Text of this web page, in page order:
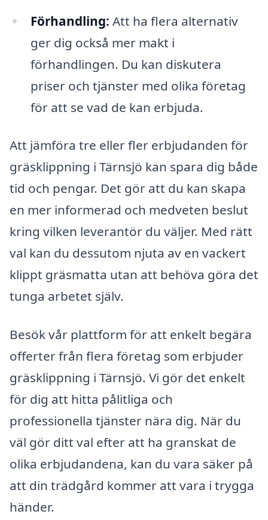
Förhandling: Att ha flera alternativ
ger dig också mer makt i
förhandlingen. Du kan diskutera
priser och tjänster med olika företag
för att se vad de kan erbjuda.
Att jämföra tre eller fler erbjudanden för
gräsklippning i Tärnsjö kan spara dig både
tid och pengar. Det gör att du kan skapa
en mer informerad och medveten beslut
kring vilken leverantör du väljer. Med rätt
val kan du dessutom njuta av en vackert
klippt gräsmatta utan att behöva göra det
tunga arbetet själv.
Besök vår plattform för att enkelt begära
offerter från flera företag som erbjuder
gräsklippning i Tärnsjö. Vi gör det enkelt
för dig att hitta pålitliga och
professionella tjänster nära dig. När du
väl gör ditt val efter att ha granskat de
olika erbjudandena, kan du vara säker på
att din trädgård kommer att vara i trygga
händer.